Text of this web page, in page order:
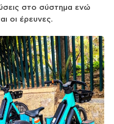
στο σύστημα ενώ
οι έρευνες.